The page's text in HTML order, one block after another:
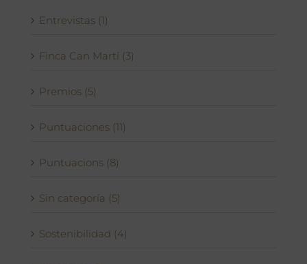
Entrevistas (1)
Finca Can Martí (3)
Premios (5)
Puntuaciones (11)
Puntuacions (8)
Sin categoría (5)
Sostenibilidad (4)